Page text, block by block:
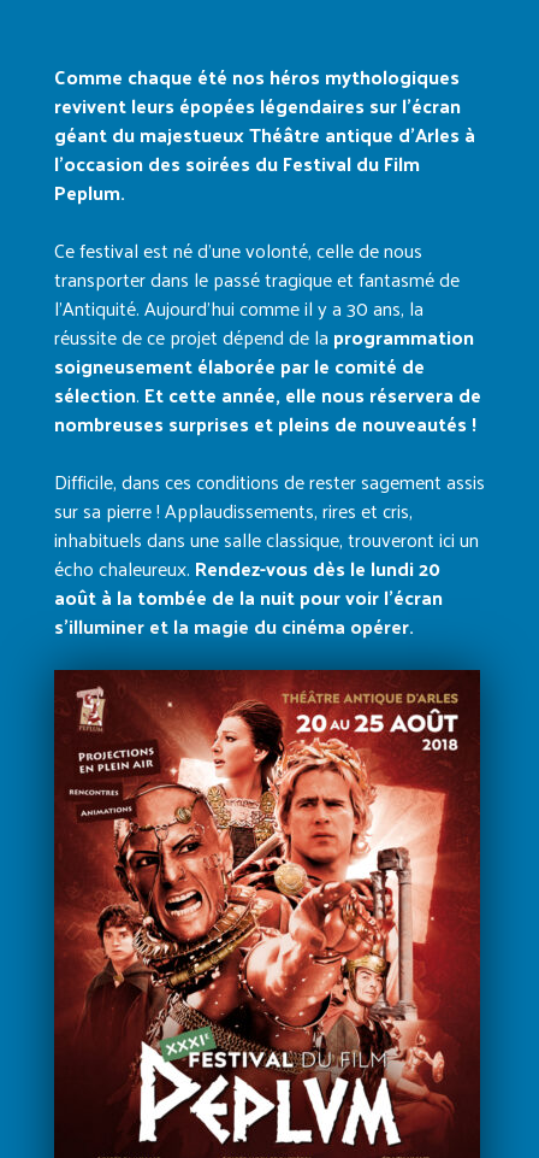
Comme chaque été nos héros mythologiques
revivent leurs épopées légendaires sur l’écran
géant du majestueux Théâtre antique d’Arles à
l’occasion des soirées du Festival du Film
Peplum.
Ce festival est né d’une volonté, celle de nous
transporter dans le passé tragique et fantasmé de
l’Antiquité. Aujourd’hui comme il y a 30 ans, la
réussite de ce projet dépend de la programmation
soigneusement élaborée par le comité de
sélection. Et cette année, elle nous réservera de
nombreuses surprises et pleins de nouveautés !
Difficile, dans ces conditions de rester sagement assis
sur sa pierre ! Applaudissements, rires et cris,
inhabituels dans une salle classique, trouveront ici un
écho chaleureux. Rendez-vous dès le lundi 20
août à la tombée de la nuit pour voir l’écran
s’illuminer et la magie du cinéma opérer.